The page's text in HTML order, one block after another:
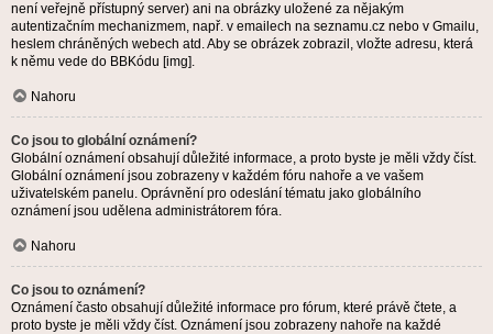
není veřejně přístupný server) ani na obrázky uložené za nějakým
autentizačním mechanizmem, např. v emailech na seznamu.cz nebo v Gmailu,
heslem chráněných webech atd. Aby se obrázek zobrazil, vložte adresu, která
k němu vede do BBKódu [img].
Nahoru
Co jsou to globální oznámení?
Globální oznámení obsahují důležité informace, a proto byste je měli vždy číst.
Globální oznámení jsou zobrazeny v každém fóru nahoře a ve vašem
uživatelském panelu. Oprávnění pro odeslání tématu jako globálního
oznámení jsou udělena administrátorem fóra.
Nahoru
Co jsou to oznámení?
Oznámení často obsahují důležité informace pro fórum, které právě čtete, a
proto byste je měli vždy číst. Oznámení jsou zobrazeny nahoře na každé